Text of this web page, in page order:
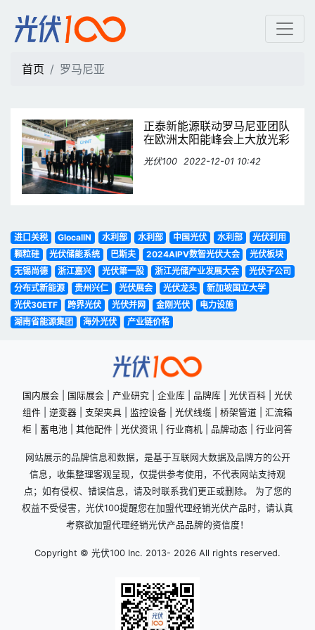
罗马尼亚 | 光伏100
首页 罗马尼亚
正泰新能源联动罗马尼亚团队
在欧洲太阳能峰会上大放光彩
光伏100 2022-12-01 10:42
进口关税 GlocalIN 水利部 水利部 中国光伏 水利部
光伏利用
颗粒硅
光伏储能系统 巴斯夫 2024AIPV数智光伏大会
光伏板块
无锡尚德
浙江嘉兴 光伏第一股 浙江光储产业发展大会
光伏子公司
分布式新能源
贵州兴仁 光伏展会 光伏龙头
新加坡国立大学
光伏30ETF
跨界光伏 光伏并网 金刚光伏
电力设施
湖南省能源集团
海外光伏 产业链价格
国内展会 国际展会 产业研究 企业库 品牌库 光伏百科
光伏
组件
逆变器 支架夹具 监控设备 光伏线缆 桥架管道
汇流箱
柜
蓄电池 其他配件 光伏资讯 行业商机 品牌动态 行业问答
网站展示的品牌信息和数据，是基于互联网大数据及品牌方的公开
信息，收集整理客观呈现，仅提供参考使用，不代表网站支持观
点；如有侵权、错误信息，请及时联系我们更正或删除。 为了您的
权益不受侵害，光伏100提醒您在加盟代理经销光伏产品时，请认真
考察欲加盟代理经销光伏产品品牌的资信度！
Copyright © 光伏100 Inc. 2013- 2026 All rights reserved.